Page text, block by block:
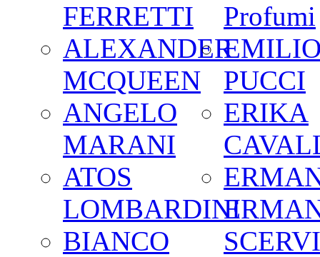
FERRETTI
ALEXANDER
MCQUEEN
ANGELO
MARANI
ATOS
LOMBARDINI
BIANCO
Profumi
PUCCI
ERIKA